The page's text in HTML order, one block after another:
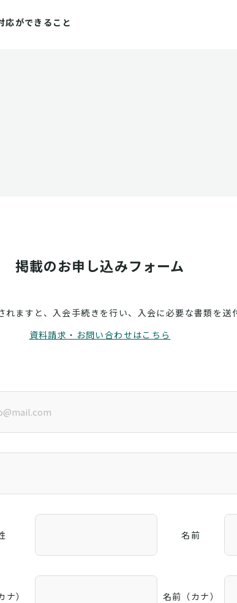
応ができること
掲載のお申し込みフォーム
ますと、入会手続きを行い、入会に必要な書類を送
資料請求・お問い合わせはこちら
名前
ナ） 名前（カナ）